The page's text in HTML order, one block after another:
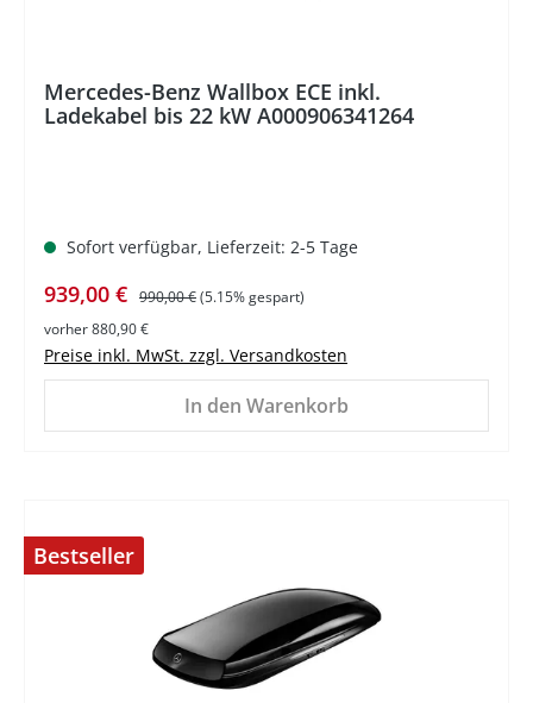
Mercedes-Benz Wallbox ECE inkl.
Ladekabel bis 22 kW A000906341264
Sofort verfügbar, Lieferzeit: 2-5 Tage
Verkaufspreis:
939,00 € Regulärer Preis:
990,00 €(5.15% gespart)
vorher 880,90 €
Preise inkl. MwSt. zzgl. Versandkosten
In den Warenkorb
Bestseller